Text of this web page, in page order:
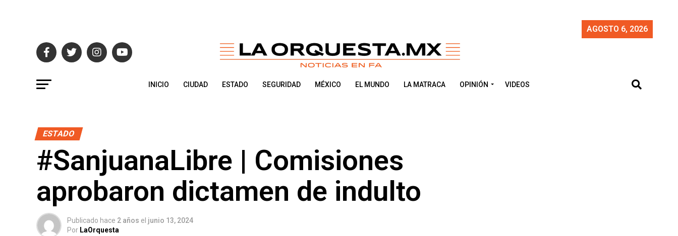
AGOSTO 6, 2026
INICIO CIUDAD ESTADO SEGURIDAD MÉXICO EL MUNDO LA MATRACA OPINIÓN VIDEOS
ESTADO
#SanjuanaLibre | Comisiones
aprobaron dictamen de indulto
Publicado hace 2 años el junio 13, 2024
Por LaOrquesta